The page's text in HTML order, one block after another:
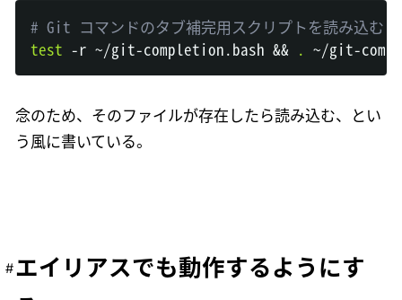
# Git コマンドのタブ補完用スクリプトを読み込む
test -r ~/git-completion.bash && .
念のため、そのファイルが存在したら読み込む、とい
う風に書いている。
エイリアスでも動作するようにす